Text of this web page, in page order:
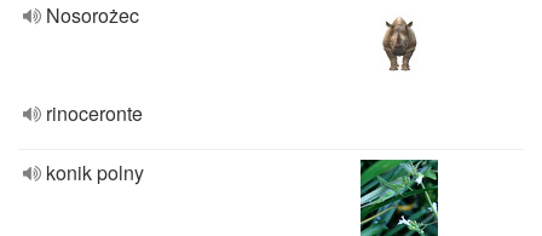
Nosorożec
rinoceronte
konik polny